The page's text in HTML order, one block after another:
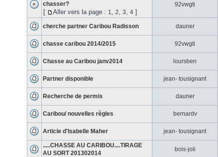
chasser?
[ Aller vers la page : 1, 2, 3, 4 ]
92vwgti
cherche partner Caribou Radisson dauner
chasse caribou 2014/2015 92vwgti
Chasse au Caribou janv2014 loursben
Partner disponible jean- tousignant
Recherche de permis dauner
Caribou/ nouvelles règles bernardv
Article d'Isabelle Maher jean- tousignant
.....CHASSE AU CARIBOU....TIRAGE
AU SORT 201302014
bois-joli